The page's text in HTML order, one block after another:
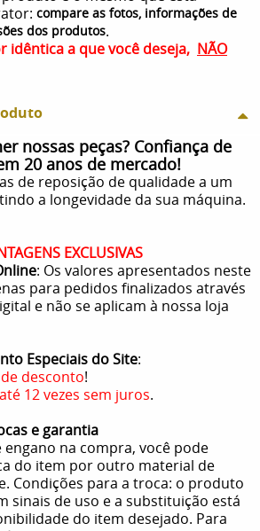
compare as fotos, informações de
dos produtos.
idêntica a que você deseja, NÃO
nossas peças? Confiança de
20 anos de mercado!
de reposição de qualidade a um
a longevidade da sua máquina.
EXCLUSIVAS
: Os valores apresentados neste
para pedidos finalizados através
e não se aplicam à nossa loja
Especiais do Site:
desconto!
12 vezes sem juros.
e garantia
engano na compra, você pode
do item por outro material de
Condições para a troca: o produto
sinais de uso e a substituição está
do item desejado. Para